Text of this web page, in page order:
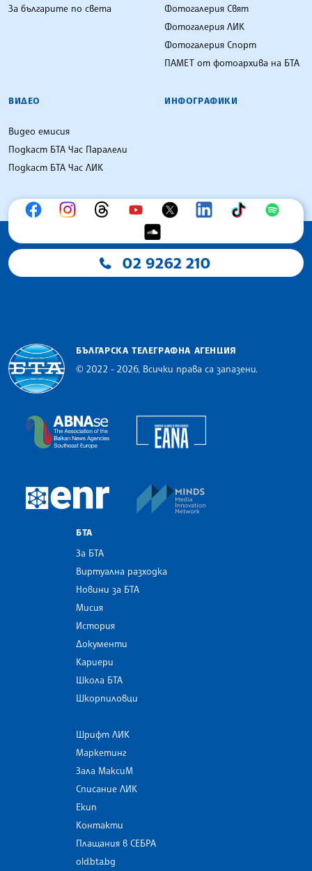
За българите по света
Фотогалерия Свят
Фотогалерия ЛИК
Фотогалерия Спорт
ПАМЕТ от фотоархива на БТА
ВИДЕО
Видео емисия
Подкаст БТА Час Паралели
Подкаст БТА Час ЛИК
ИНФОГРАФИКИ
02 9262 210
БЪЛГАРСКА ТЕЛЕГРАФНА АГЕНЦИЯ
© 2022 - 2026, Всички права са запазени.
The Assocoation of the Balkan News Agencies
European Newsroom
БТА
За БТА
Виртуална разходка
Новини за БТА
Мисия
История
Документи
Кариери
Школа БТА
Шкорпиловци
Шрифт ЛИК
Маркетинг
Зала МаксиМ
Списание ЛИК
Екип
Контакти
Плащания в СЕБРА
old.bta.bg